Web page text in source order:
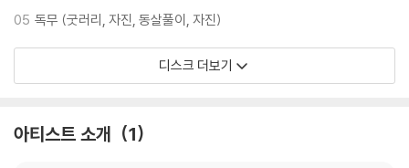
05 독무 (굿러리, 자진, 동살풀이, 자진)
디스크 더보기
아티스트 소개 1